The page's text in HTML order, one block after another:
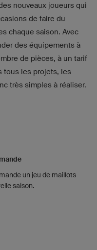
nouveaux joueurs qui
de faire du
chaque saison. Avec
des équipements à
de pièces, à un tarif
tous les projets, les
très simples à réaliser.
un jeu de maillots
saison.